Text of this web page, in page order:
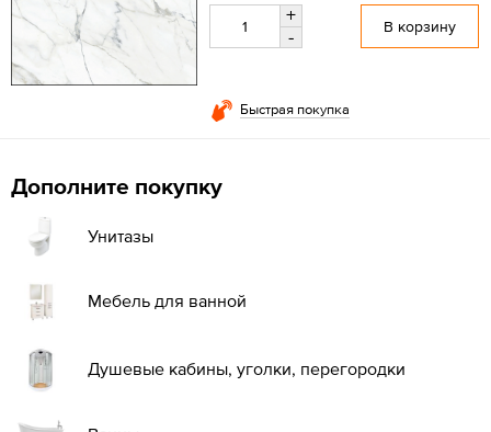
+
-
В корзину
Быстрая покупка
Дополните покупку
Унитазы
Мебель для ванной
Душевые кабины, уголки, перегородки